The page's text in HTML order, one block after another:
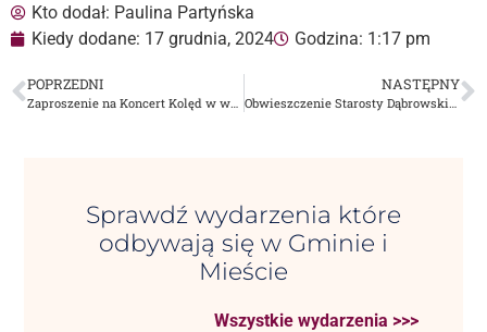
Kto dodał: Paulina Partyńska
Kiedy dodane: 17 grudnia, 2024 Godzina: 1:17 pm
POPRZEDNI NASTĘPNY
Sprawdź wydarzenia które
odbywają się w Gminie i
Mieście
Wszystkie wydarzenia >>>